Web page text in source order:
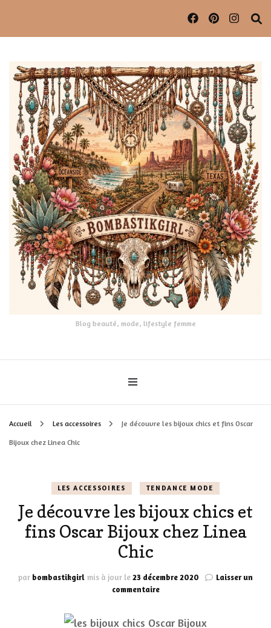
Blog beauté, mode, lifestyle femme
Accueil Les accessoires Je découvre les bijoux chics et fins Oscar
Bijoux chez Linea Chic
LES ACCESSOIRES TENDANCE MODE
Je découvre les bijoux chics et
fins Oscar Bijoux chez Linea
Chic
par bombastikgirl mis à jour le23 décembre 2020
Laisser un
commentairesur
les